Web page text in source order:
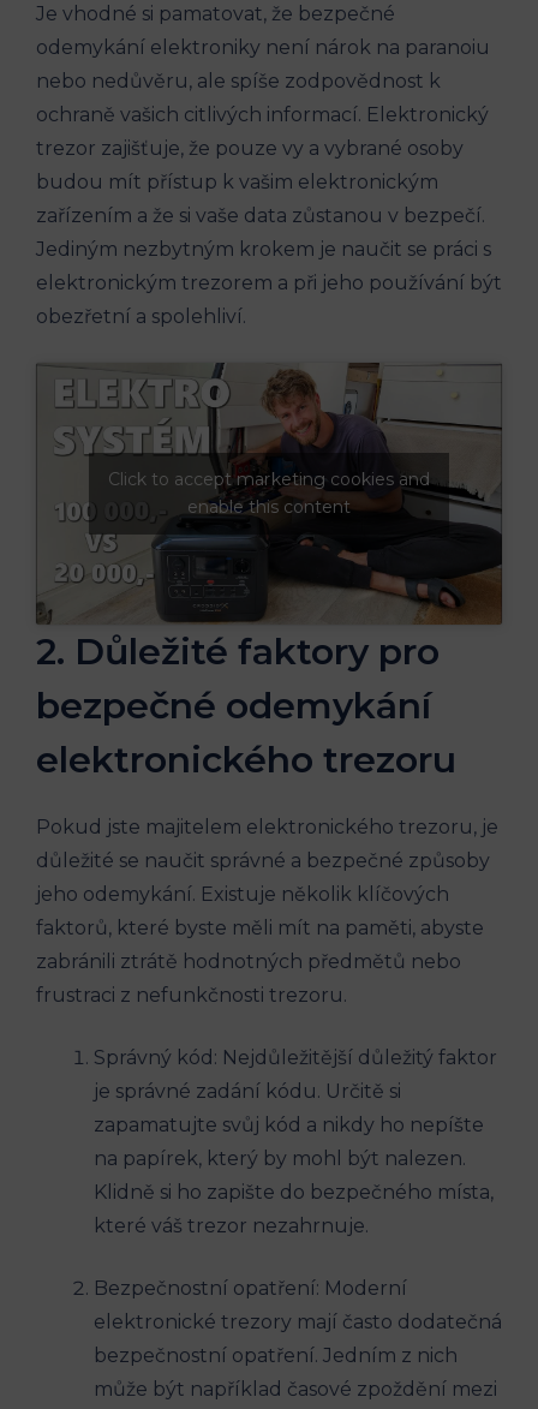
Je vhodné si pamatovat, že bezpečné
odemykání elektroniky není nárok na paranoiu
nebo nedůvěru, ale spíše zodpovědnost k
ochraně vašich citlivých informací. Elektronický
trezor zajišťuje, že pouze vy a vybrané osoby
budou mít přístup k vašim elektronickým
zařízením a že si vaše data zůstanou v bezpečí.
Jediným nezbytným krokem je naučit se práci s
elektronickým trezorem a při jeho používání být
obezřetní a spolehliví.
Click to accept marketing cookies and
enable this content
2. Důležité faktory pro
bezpečné odemykání
elektronického trezoru
Pokud jste majitelem elektronického trezoru, je
důležité se naučit správné a bezpečné způsoby
jeho odemykání. Existuje několik klíčových
faktorů, které byste měli mít na paměti, abyste
zabránili ztrátě hodnotných předmětů nebo
frustraci z nefunkčnosti trezoru.
Správný kód: Nejdůležitější důležitý faktor
je správné zadání kódu. Určitě si
zapamatujte svůj kód a nikdy ho nepíšte
na papírek, který by mohl být nalezen.
Klidně si ho zapište do bezpečného místa,
které váš trezor nezahrnuje.
Bezpečnostní opatření: Moderní
elektronické trezory mají často dodatečná
bezpečnostní opatření. Jedním z nich
může být například časové zpoždění mezi